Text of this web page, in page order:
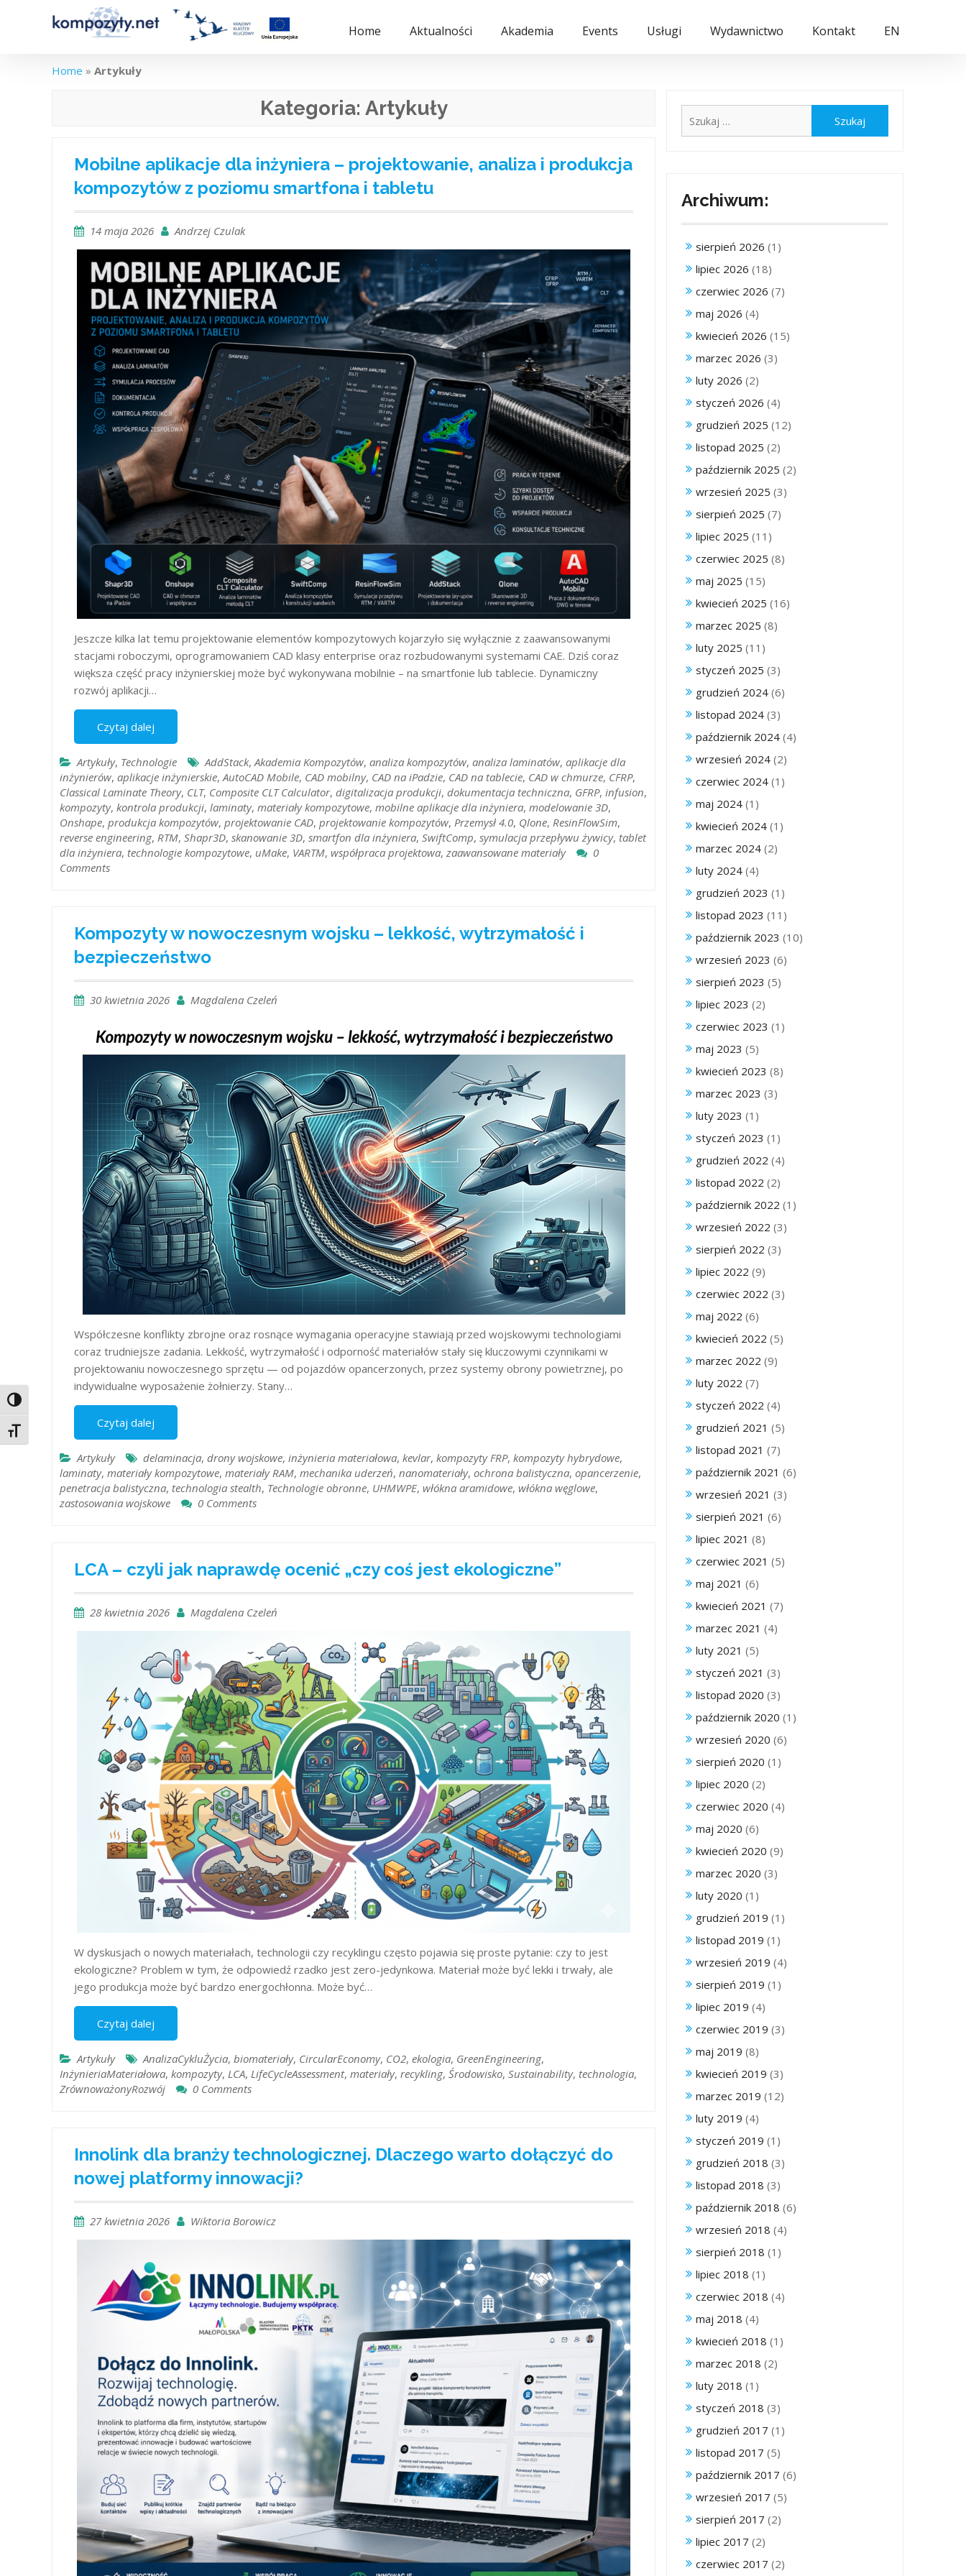
Toggle High Contrast
Toggle Font size
Home Aktualności Akademia Events Usługi Wydawnictwo Kontakt EN
Home » Artykuły
Kategoria: Artykuły
Mobilne aplikacje dla inżyniera – projektowanie, analiza i produkcja
kompozytów z poziomu smartfona i tabletu
14 maja 2026 Andrzej Czulak
Jeszcze kilka lat temu projektowanie elementów kompozytowych kojarzyło się wyłącznie z zaawansowanymi
stacjami roboczymi, oprogramowaniem CAD klasy enterprise oraz rozbudowanymi systemami CAE. Dziś coraz
większa część pracy inżynierskiej może być wykonywana mobilnie – na smartfonie lub tablecie. Dynamiczny
rozwój aplikacji…
Czytaj dalej
Artykuły, Technologie AddStack, Akademia Kompozytów, analiza kompozytów, analiza laminatów, aplikacje dla
inżynierów, aplikacje inżynierskie, AutoCAD Mobile, CAD mobilny, CAD na iPadzie, CAD na tablecie, CAD w chmurze, CFRP,
Classical Laminate Theory, CLT, Composite CLT Calculator, digitalizacja produkcji, dokumentacja techniczna, GFRP, infusion,
kompozyty, kontrola produkcji, laminaty, materiały kompozytowe, mobilne aplikacje dla inżyniera, modelowanie 3D,
Onshape, produkcja kompozytów, projektowanie CAD, projektowanie kompozytów, Przemysł 4.0, Qlone, ResinFlowSim,
reverse engineering, RTM, Shapr3D, skanowanie 3D, smartfon dla inżyniera, SwiftComp, symulacja przepływu żywicy, tablet
dla inżyniera, technologie kompozytowe, uMake, VARTM, współpraca projektowa, zaawansowane materiały
0
Comments
Kompozyty w nowoczesnym wojsku – lekkość, wytrzymałość i
bezpieczeństwo
30 kwietnia 2026 Magdalena Czeleń
Współczesne konflikty zbrojne oraz rosnące wymagania operacyjne stawiają przed wojskowymi technologiami
coraz trudniejsze zadania. Lekkość, wytrzymałość i odporność materiałów stały się kluczowymi czynnikami w
projektowaniu nowoczesnego sprzętu — od pojazdów opancerzonych, przez systemy obrony powietrznej, po
indywidualne wyposażenie żołnierzy. Stany…
Czytaj dalej
Artykuły delaminacja, drony wojskowe, inżynieria materiałowa, kevlar, kompozyty FRP, kompozyty hybrydowe,
laminaty, materiały kompozytowe, materiały RAM, mechanika uderzeń, nanomateriały, ochrona balistyczna, opancerzenie,
penetracja balistyczna, technologia stealth, Technologie obronne, UHMWPE, włókna aramidowe, włókna węglowe,
zastosowania wojskowe
0 Comments
LCA – czyli jak naprawdę ocenić „czy coś jest ekologiczne”
28 kwietnia 2026 Magdalena Czeleń
W dyskusjach o nowych materiałach, technologii czy recyklingu często pojawia się proste pytanie: czy to jest
ekologiczne? Problem w tym, że odpowiedź rzadko jest zero-jedynkowa. Materiał może być lekki i trwały, ale
jego produkcja może być bardzo energochłonna. Może być…
Czytaj dalej
Artykuły AnalizaCykluŻycia, biomateriały, CircularEconomy, CO2, ekologia, GreenEngineering,
InżynieriaMateriałowa, kompozyty, LCA, LifeCycleAssessment, materiały, recykling, Środowisko, Sustainability, technologia,
ZrównoważonyRozwój
0 Comments
Innolink dla branży technologicznej. Dlaczego warto dołączyć do
nowej platformy innowacji?
27 kwietnia 2026 Wiktoria Borowicz
Archiwum:
sierpień 2026 (1)
lipiec 2026 (18)
czerwiec 2026 (7)
maj 2026 (4)
kwiecień 2026 (15)
marzec 2026 (3)
luty 2026 (2)
styczeń 2026 (4)
grudzień 2025 (12)
listopad 2025 (2)
październik 2025 (2)
wrzesień 2025 (3)
sierpień 2025 (7)
lipiec 2025 (11)
czerwiec 2025 (8)
maj 2025 (15)
kwiecień 2025 (16)
marzec 2025 (8)
luty 2025 (11)
styczeń 2025 (3)
grudzień 2024 (6)
listopad 2024 (3)
październik 2024 (4)
wrzesień 2024 (2)
czerwiec 2024 (1)
maj 2024 (1)
kwiecień 2024 (1)
marzec 2024 (2)
luty 2024 (4)
grudzień 2023 (1)
listopad 2023 (11)
październik 2023 (10)
wrzesień 2023 (6)
sierpień 2023 (5)
lipiec 2023 (2)
czerwiec 2023 (1)
maj 2023 (5)
kwiecień 2023 (8)
marzec 2023 (3)
luty 2023 (1)
styczeń 2023 (1)
grudzień 2022 (4)
listopad 2022 (2)
październik 2022 (1)
wrzesień 2022 (3)
sierpień 2022 (3)
lipiec 2022 (9)
czerwiec 2022 (3)
maj 2022 (6)
kwiecień 2022 (5)
marzec 2022 (9)
luty 2022 (7)
styczeń 2022 (4)
grudzień 2021 (5)
listopad 2021 (7)
październik 2021 (6)
wrzesień 2021 (3)
sierpień 2021 (6)
lipiec 2021 (8)
czerwiec 2021 (5)
maj 2021 (6)
kwiecień 2021 (7)
marzec 2021 (4)
luty 2021 (5)
styczeń 2021 (3)
listopad 2020 (3)
październik 2020 (1)
wrzesień 2020 (6)
sierpień 2020 (1)
lipiec 2020 (2)
czerwiec 2020 (4)
maj 2020 (6)
kwiecień 2020 (9)
marzec 2020 (3)
luty 2020 (1)
grudzień 2019 (1)
listopad 2019 (1)
wrzesień 2019 (4)
sierpień 2019 (1)
lipiec 2019 (4)
czerwiec 2019 (3)
maj 2019 (8)
kwiecień 2019 (3)
marzec 2019 (12)
luty 2019 (4)
styczeń 2019 (1)
grudzień 2018 (3)
listopad 2018 (3)
październik 2018 (6)
wrzesień 2018 (4)
sierpień 2018 (1)
lipiec 2018 (1)
czerwiec 2018 (4)
maj 2018 (4)
kwiecień 2018 (1)
marzec 2018 (2)
luty 2018 (1)
styczeń 2018 (3)
grudzień 2017 (1)
listopad 2017 (5)
październik 2017 (6)
wrzesień 2017 (5)
sierpień 2017 (2)
lipiec 2017 (2)
czerwiec 2017 (2)